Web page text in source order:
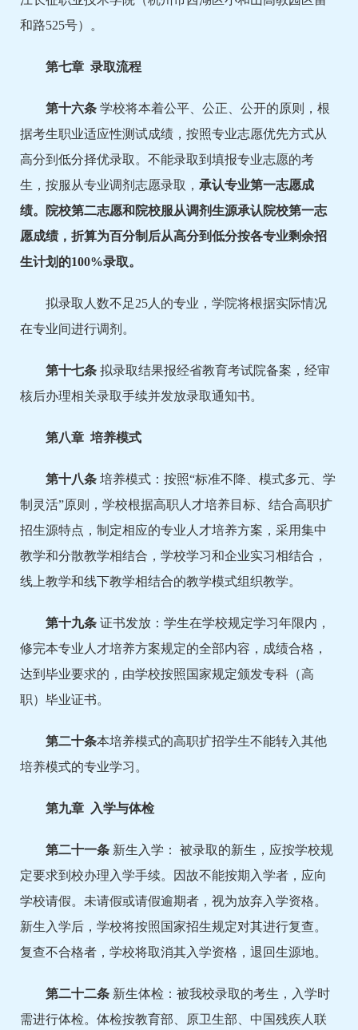
和路525号）。
第七章 录取流程
第十六条 学校将本着公平、公正、公开的原则，根
据考生职业适应性测试成绩，按照专业志愿优先方式从
高分到低分择优录取。不能录取到填报专业志愿的考
生，按服从专业调剂志愿录取， 承认专业第一志愿成
绩。院校第二志愿和院校服从调剂生源承认院校第一志
愿成绩，折算为百分制后从高分到低分按各专业剩余招
生计划的100%录取。
拟录取人数不足25人的专业，学院将根据实际情况
在专业间进行调剂。
第十七条 拟录取结果报经省教育考试院备案，经审
核后办理相关录取手续并发放录取通知书。
第八章 培养模式
第十八条 培养模式：按照“标准不降、模式多元、学
制灵活”原则，学校根据高职人才培养目标、结合高职扩
招生源特点，制定相应的专业人才培养方案，采用集中
教学和分散教学相结合，学校学习和企业实习相结合，
线上教学和线下教学相结合的教学模式组织教学。
第十九条 证书发放：学生在学校规定学习年限内，
修完本专业人才培养方案规定的全部内容，成绩合格，
达到毕业要求的，由学校按照国家规定颁发专科（高
职）毕业证书。
第二十条本培养模式的高职扩招学生不能转入其他
培养模式的专业学习。
第九章 入学与体检
第二十一条 新生入学： 被录取的新生，应按学校规
定要求到校办理入学手续。因故不能按期入学者，应向
学校请假。未请假或请假逾期者，视为放弃入学资格。
新生入学后，学校将按照国家招生规定对其进行复查。
复查不合格者，学校将取消其入学资格，退回生源地。
第二十二条 新生体检：被我校录取的考生，入学时
需进行体检。体检按教育部、原卫生部、中国残疾人联